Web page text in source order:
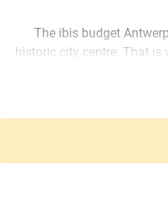
The ibis budget
historic city centre. That is
you will find what you're
take a